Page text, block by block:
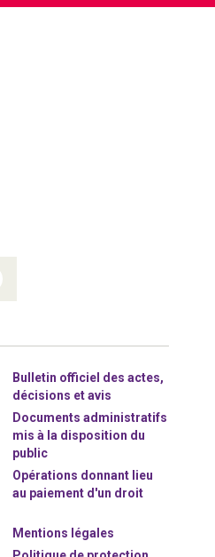
Bulletin officiel des actes,
décisions et avis
Documents administratifs
mis à la disposition du
public
Opérations donnant lieu
au paiement d'un droit
Mentions légales